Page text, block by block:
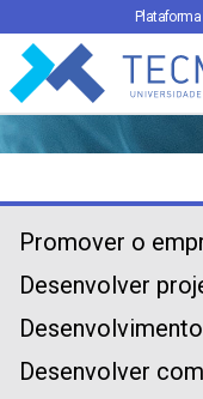
TECMINHO
Promover o
Desenvolver
Desenvolver